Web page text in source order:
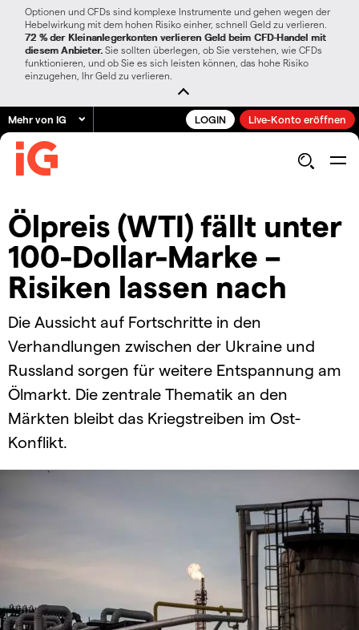
Optionen und CFDs sind komplexe Instrumente und gehen wegen der
Hebelwirkung mit dem hohen Risiko einher, schnell Geld zu verlieren.
72 % der Kleinanlegerkonten verlieren Geld beim CFD-Handel mit
diesem Anbieter. Sie sollten überlegen, ob Sie verstehen, wie CFDs
funktionieren, und ob Sie es sich leisten können, das hohe Risiko
einzugehen, Ihr Geld zu verlieren.
Mehr von IG LOGIN Live-Konto eröffnen
Ölpreis (WTI) fällt unter
100-Dollar-Marke –
Risiken lassen nach
Die Aussicht auf Fortschritte in den
Verhandlungen zwischen der Ukraine und
Russland sorgen für weitere Entspannung am
Ölmarkt. Die zentrale Thematik an den
Märkten bleibt das Kriegstreiben im Ost-
Konflikt.